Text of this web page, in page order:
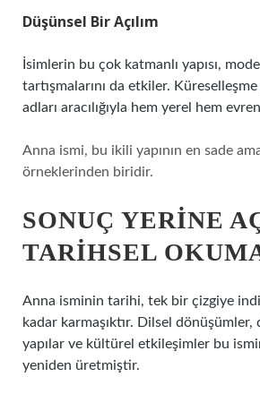
Düşünsel Bir Açılım
İsimlerin bu çok katmanlı yapısı,
tartışmalarını da etkiler.
adları aracılığıyla hem yerel hem
Anna ismi, bu ikili yapının en sade
örneklerinden biridir.
SONUÇ YERINE
TARIHSEL
Anna isminin tarihi, tek bir çizgiye
kadar karmaşıktır. Dilsel dönüşümler,
yapılar ve kültürel etkileşimler bu
yeniden üretmiştir.